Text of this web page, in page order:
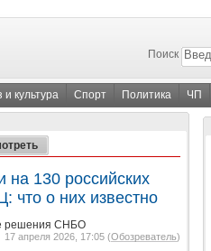
Поиск
и культура Спорт Политика ЧП
на 130 российских
что о них известно
решения СНБО
17 апреля 2026, 17:05 (Обозреватель)